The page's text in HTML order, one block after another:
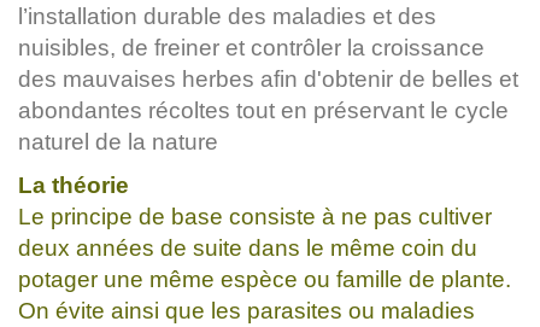
l’installation durable des maladies et des
nuisibles, de freiner et contrôler la croissance
des mauvaises herbes afin d'obtenir de belles et
abondantes récoltes tout en préservant le cycle
naturel de la nature
La théorie
Le principe de base consiste à ne pas cultiver
deux années de suite dans le même coin du
potager une même espèce ou famille de plante.
On évite ainsi que les parasites ou maladies